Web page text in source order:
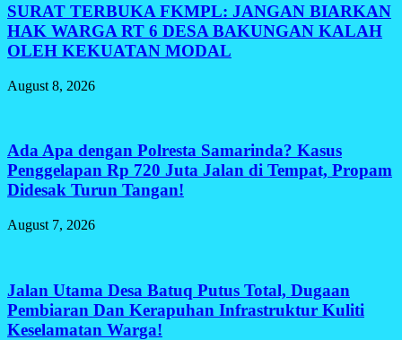
SURAT TERBUKA FKMPL: JANGAN BIARKAN
HAK WARGA RT 6 DESA BAKUNGAN KALAH
OLEH KEKUATAN MODAL
August 8, 2026
Ada Apa dengan Polresta Samarinda? Kasus
Penggelapan Rp 720 Juta Jalan di Tempat, Propam
Didesak Turun Tangan!
August 7, 2026
Jalan Utama Desa Batuq Putus Total, Dugaan
Pembiaran Dan Kerapuhan Infrastruktur Kuliti
Keselamatan Warga!